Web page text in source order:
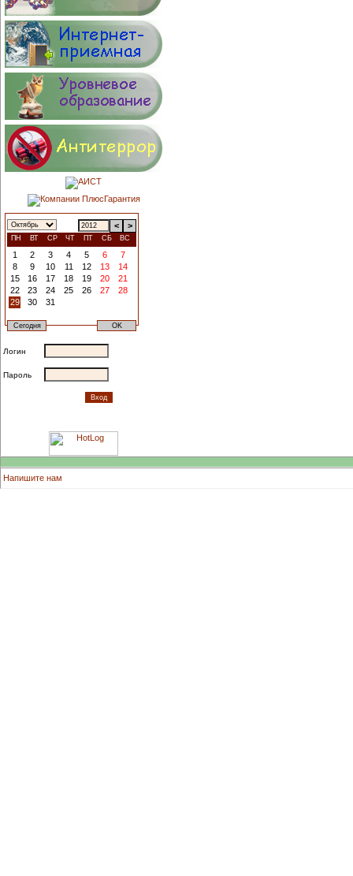
< >
ПН ВТ СР ЧТ ПТ СБ ВС
1 2 3 4 5 6
7
8
9 10 11 12 13
14
15
16 17 18 19 20
21
22
23 24 25 26 27
28
29
30 31
Логин
Пароль
Напишите нам